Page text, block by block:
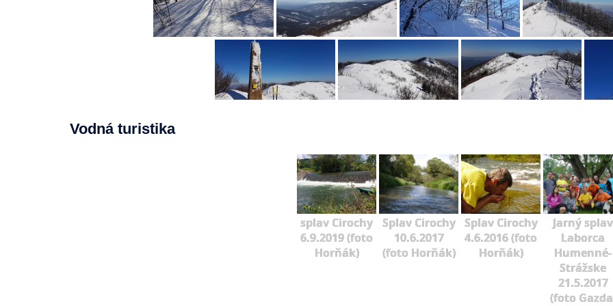
Vodná turistika
splav Cirochy
6.9.2019 (foto
Horňák)
Splav Cirochy
10.6.2017
(foto Horňák)
Splav Cirochy
4.6.2016 (foto
Horňák)
Jarný splav
Laborca
Humenné-
Strážske
21.5.2017
(foto